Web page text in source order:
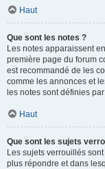
Haut
Que sont les notes ?
Les notes apparaissent
première page du forum
est recommandé de les
comme les annonces et
les notes sont définies
Haut
Que sont les sujets
Les sujets verrouillés
plus répondre et dans